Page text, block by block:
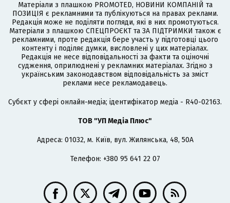
Матеріали з плашкою PROMOTED, НОВИНИ КОМПАНІЙ та
ПОЗИЦІЯ є рекламними та публікуються на правах реклами.
Редакція може не поділяти погляди, які в них промотуються.
Матеріали з плашкою СПЕЦПРОЄКТ та ЗА ПІДТРИМКИ також є
рекламними, проте редакція бере участь у підготовці цього
контенту і поділяє думки, висловлені у цих матеріалах.
Редакція не несе відповідальності за факти та оціночні
судження, оприлюднені у рекламних матеріалах. Згідно з
українським законодавством відповідальність за зміст
реклами несе рекламодавець.
Cубєкт у сфері онлайн-медіа; ідентифікатор медіа - R40-02163.
ТОВ "УП Медіа Плюс"
Адреса: 01032, м. Київ, вул. Жилянська, 48, 50А
Телефон: +380 95 641 22 07